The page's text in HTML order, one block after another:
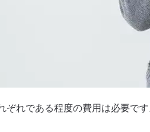
ぞれである程度の費用は必要で